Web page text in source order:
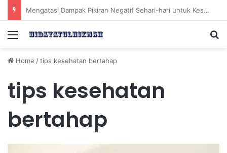
Kebiasaan Sehat Sebelum Tidur untuk Meningkatkan Kesehatan Tubuh Keesokan Harinya
Menu
Home /tips kesehatan bertahap
tips kesehatan
bertahap